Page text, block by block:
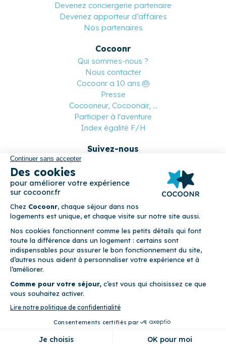
Devenez conciergerie partenaire
Devenez apporteur d’affaires
Nos partenaires
Cocoonr
Qui sommes-nous ?
Nous contacter
Cocoonr a 10 ans 🎂
Presse
Cocooneur, Cocoonair, ...
Participer à l'aventure
Index égalité F/H
Suivez-nous
location–CGU – Politique de confidentialité–Politique de
Cocoonr est conçu et développé à Rennes 🇫🇷